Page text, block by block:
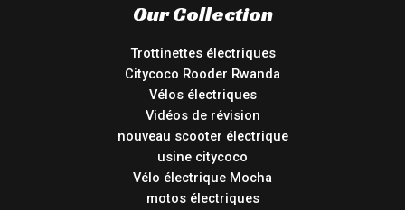
Our Collection
Trottinettes électriques
Citycoco Rooder Rwanda
Vélos électriques
Vidéos de révision
nouveau scooter électrique
usine citycoco
Vélo électrique Mocha
motos électriques